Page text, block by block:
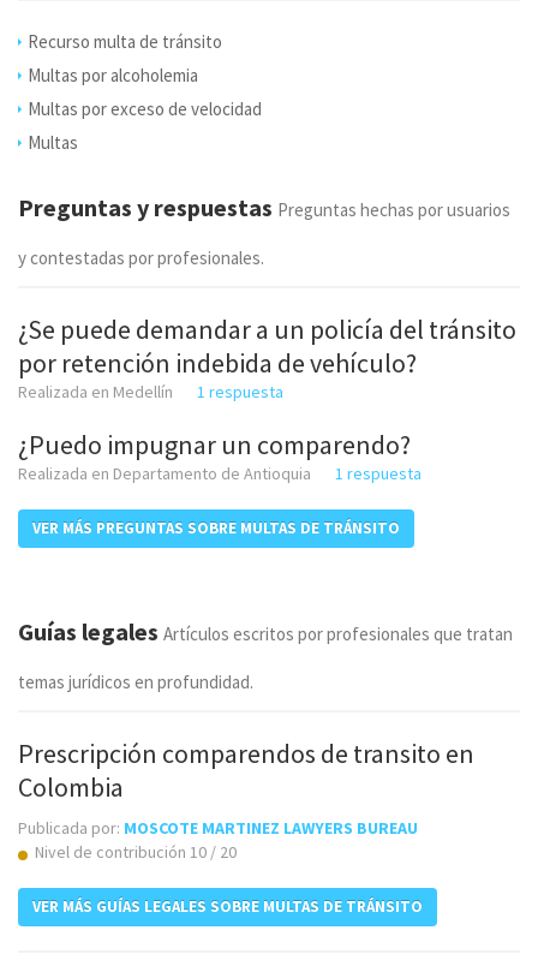
Recurso multa de tránsito
Multas por alcoholemia
Multas por exceso de velocidad
Multas
Preguntas y respuestas Preguntas hechas por usuarios
y contestadas por profesionales.
¿Se puede demandar a un policía del tránsito
por retención indebida de vehículo?
Realizada en Medellín 1 respuesta
¿Puedo impugnar un comparendo?
Realizada en Departamento de Antioquia 1 respuesta
VER MÁS PREGUNTAS SOBRE MULTAS DE TRÁNSITO
Guías legales Artículos escritos por profesionales que tratan
temas jurídicos en profundidad.
Prescripción comparendos de transito en
Colombia
Publicada por: MOSCOTE MARTINEZ LAWYERS BUREAU
Nivel de contribución 10 / 20
VER MÁS GUÍAS LEGALES SOBRE MULTAS DE TRÁNSITO